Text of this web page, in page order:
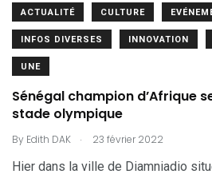
ACTUALITÉ CULTURE
INFOS DIVERSES INNOVATION
UNE
Sénégal champion d’Afrique
stade olympique
By Edith DAK . 23 février 2022
Hier dans la ville de Diamniadio